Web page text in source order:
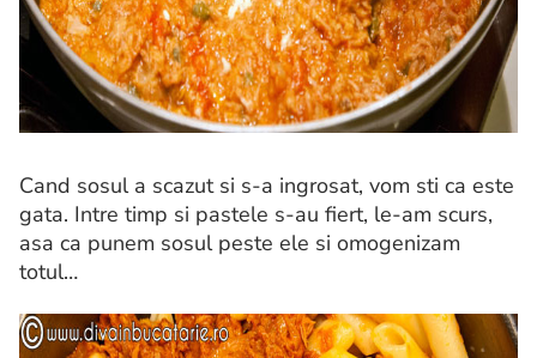
Cand sosul a scazut si s-a ingrosat, vom sti ca este
gata. Intre timp si pastele s-au fiert, le-am scurs,
asa ca punem sosul peste ele si omogenizam
totul…